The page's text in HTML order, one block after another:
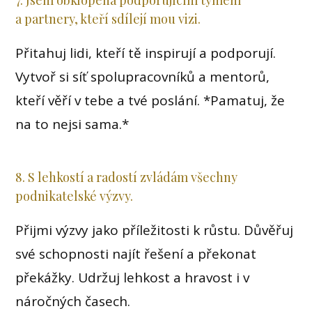
a partnery, kteří sdílejí mou vizi.
Přitahuj lidi, kteří tě inspirují a podporují.
Vytvoř si síť spolupracovníků a mentorů,
kteří věří v tebe a tvé poslání. *Pamatuj, že
na to nejsi sama.*
8. S lehkostí a radostí zvládám všechny
podnikatelské výzvy.
Přijmi výzvy jako příležitosti k růstu. Důvěřuj
své schopnosti najít řešení a překonat
překážky. Udržuj lehkost a hravost i v
náročných časech.